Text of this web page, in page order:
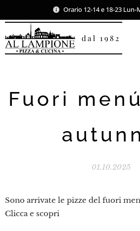
Orario 12-14 e 18-23 Lun-
dal 1982
Fuori
01.10.2025
Sono arrivate le pizze del fuori
Clicca e scopri